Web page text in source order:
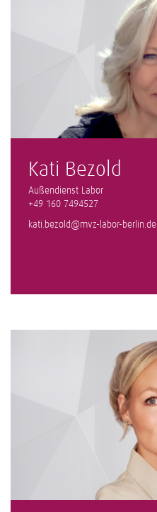
Kati Bezold
Außendienst Labor
+49 160 7494527
kati.bezold@mvz-labor-berlin.de